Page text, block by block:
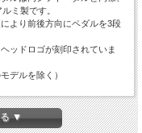
ミ製です。
より前後方向にペダルを3段
ッドロゴが刻印されていま
デルを除く）
出しにて製作の上、高強度
わせ変更が可能。
る ▼